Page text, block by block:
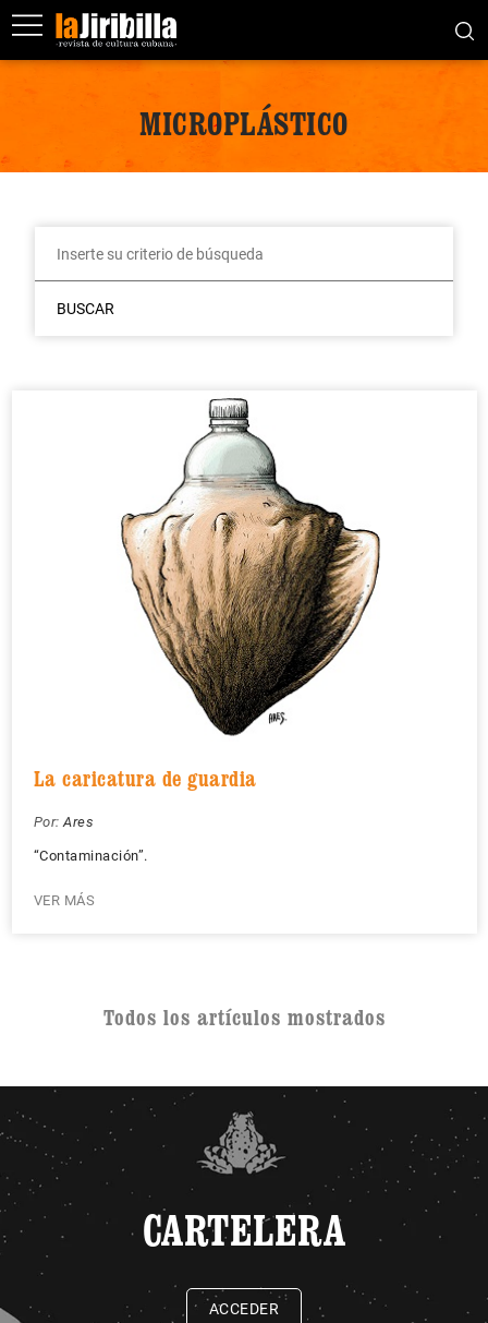
MICROPLÁSTICO
BUSCAR
La caricatura de guardia
Por: Ares
“Contaminación”.
VER MÁS
Todos los artículos mostrados
CARTELERA
ACCEDER